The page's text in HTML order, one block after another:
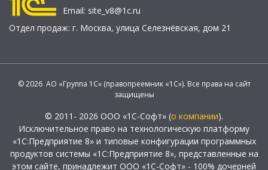
Email: site_v8@1c.ru
Отдел продаж: г. Москва, улица Селезнёвская, дом 21
© 2026 АО «Группа 1С» (правопреемник «1С»). Все права на сайт
защищены
© 2011- 2026 ООО «1С-Софт» (о компании).
Исключительное право на технологическую платформу
«1С:Предприятие 8» и типовые конфигурации программных
продуктов системы «1С:Предприятие 8», представленные на
этом сайте, принадлежит ООО «1С-Софт» - 100% дочерней